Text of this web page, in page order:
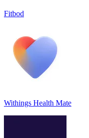
Fitbod
Withings Health Mate